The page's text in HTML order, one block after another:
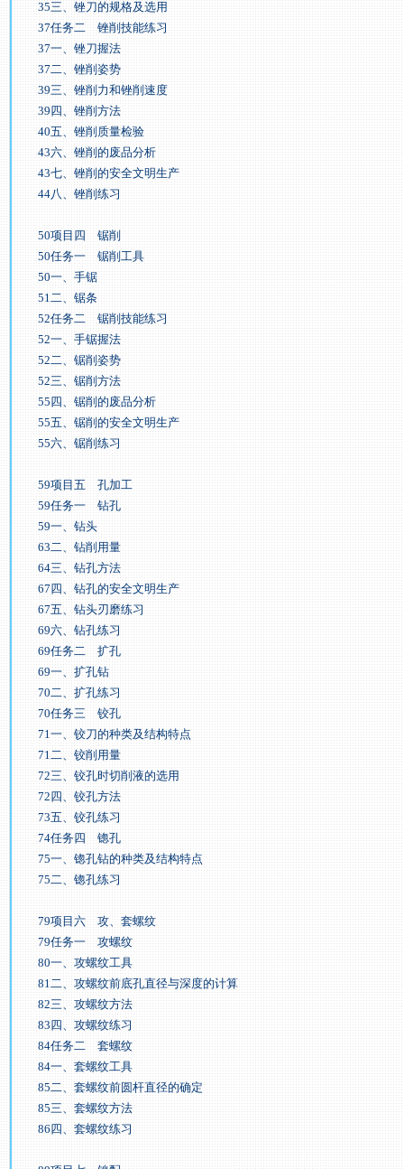
35三、锉刀的规格及选用
37任务二 锉削技能练习
37一、锉刀握法
37二、锉削姿势
39三、锉削力和锉削速度
39四、锉削方法
40五、锉削质量检验
43六、锉削的废品分析
43七、锉削的安全文明生产
44八、锉削练习
50项目四 锯削
50任务一 锯削工具
50一、手锯
51二、锯条
52任务二 锯削技能练习
52一、手锯握法
52二、锯削姿势
52三、锯削方法
55四、锯削的废品分析
55五、锯削的安全文明生产
55六、锯削练习
59项目五 孔加工
59任务一 钻孔
59一、钻头
63二、钻削用量
64三、钻孔方法
67四、钻孔的安全文明生产
67五、钻头刃磨练习
69六、钻孔练习
69任务二 扩孔
69一、扩孔钻
70二、扩孔练习
70任务三 铰孔
71一、铰刀的种类及结构特点
71二、铰削用量
72三、铰孔时切削液的选用
72四、铰孔方法
73五、铰孔练习
74任务四 锪孔
75一、锪孔钻的种类及结构特点
75二、锪孔练习
79项目六 攻、套螺纹
79任务一 攻螺纹
80一、攻螺纹工具
81二、攻螺纹前底孔直径与深度的计算
82三、攻螺纹方法
83四、攻螺纹练习
84任务二 套螺纹
84一、套螺纹工具
85二、套螺纹前圆杆直径的确定
85三、套螺纹方法
86四、套螺纹练习